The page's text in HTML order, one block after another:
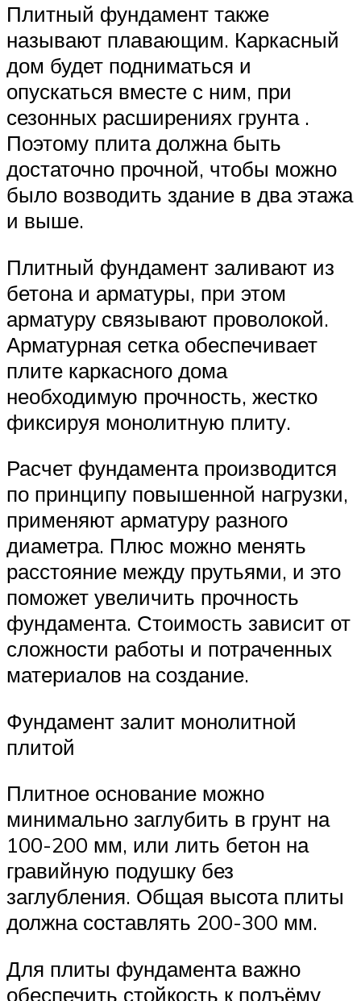
Плитный фундамент также
называют плавающим. Каркасный
дом будет подниматься и
опускаться вместе с ним, при
сезонных расширениях грунта .
Поэтому плита должна быть
достаточно прочной, чтобы можно
было возводить здание в два этажа
и выше.
Плитный фундамент заливают из
бетона и арматуры, при этом
арматуру связывают проволокой.
Арматурная сетка обеспечивает
плите каркасного дома
необходимую прочность, жестко
фиксируя монолитную плиту.
Расчет фундамента производится
по принципу повышенной нагрузки,
применяют арматуру разного
диаметра. Плюс можно менять
расстояние между прутьями, и это
поможет увеличить прочность
фундамента. Стоимость зависит от
сложности работы и потраченных
материалов на создание.
Фундамент залит монолитной
плитой
Плитное основание можно
минимально заглубить в грунт на
100-200 мм, или лить бетон на
гравийную подушку без
заглубления. Общая высота плиты
должна составлять 200-300 мм.
Для плиты фундамента важно
обеспечить стойкость к подъёму